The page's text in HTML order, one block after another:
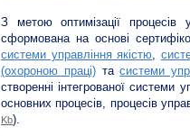
З метою оптимізації процесів
сформована на основі
системи управління якістю,
(охороною праці)тасистеми
створенні інтегрованої системи
основних процесів, процесів
Kb).